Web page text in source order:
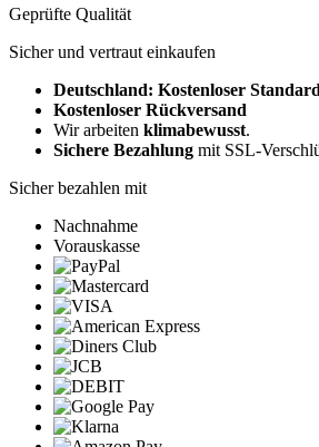
Geprüfte Qualität
Sicher und vertraut einkaufen
Deutschland: Kostenloser
Kostenloser Rückversand
Wir arbeiten klimabewusst.
Sichere Bezahlung mit SSL-
Sicher bezahlen mit
Nachnahme
Vorauskasse